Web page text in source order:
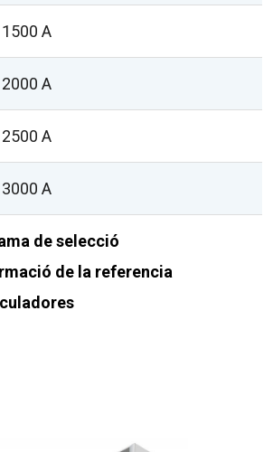
1500 A
2000 A
2500 A
3000 A
de selecció
de la referencia